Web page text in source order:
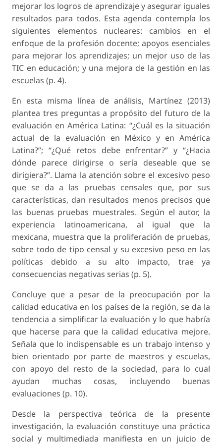
mejorar los logros de aprendizaje y asegurar iguales
resultados para todos. Esta agenda contempla los
siguientes elementos nucleares: cambios en el
enfoque de la profesión docente; apoyos esenciales
para mejorar los aprendizajes; un mejor uso de las
TIC en educación; y una mejora de la gestión en las
escuelas (p. 4).
En esta misma línea de análisis, Martínez (2013)
plantea tres preguntas a propósito del futuro de la
evaluación en América Latina: “¿Cuál es la situación
actual de la evaluación en México y en América
Latina?”; “¿Qué retos debe enfrentar?” y “¿Hacia
dónde parece dirigirse o sería deseable que se
dirigiera?”. Llama la atención sobre el excesivo peso
que se da a las pruebas censales que, por sus
características, dan resultados menos precisos que
las buenas pruebas muestrales. Según el autor, la
experiencia latinoamericana, al igual que la
mexicana, muestra que la proliferación de pruebas,
sobre todo de tipo censal y su excesivo peso en las
políticas debido a su alto impacto, trae ya
consecuencias negativas serias (p. 5).
Concluye que a pesar de la preocupación por la
calidad educativa en los países de la región, se da la
tendencia a simplificar la evaluación y lo que habría
que hacerse para que la calidad educativa mejore.
Señala que lo indispensable es un trabajo intenso y
bien orientado por parte de maestros y escuelas,
con apoyo del resto de la sociedad, para lo cual
ayudan muchas cosas, incluyendo buenas
evaluaciones (p. 10).
Desde la perspectiva teórica de la presente
investigación, la evaluación constituye una práctica
social y multimediada manifiesta en un juicio de